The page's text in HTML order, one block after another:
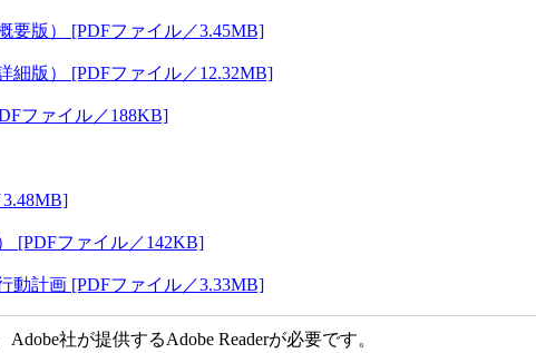
要版） [PDFファイル／3.45MB]
細版） [PDFファイル／12.32MB]
ファイル／188KB]
[PDFファイル／142KB]
動計画 [PDFファイル／3.33MB]
社が提供するAdobe Readerが必要です。